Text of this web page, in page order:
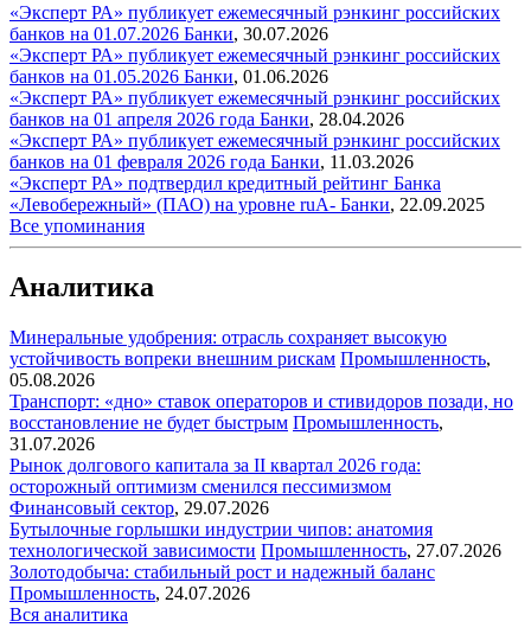
«Эксперт РА» публикует ежемесячный рэнкинг российских
банков на 01.07.2026 Банки, 30.07.2026
«Эксперт РА» публикует ежемесячный рэнкинг российских
банков на 01.05.2026 Банки, 01.06.2026
«Эксперт РА» публикует ежемесячный рэнкинг российских
банков на 01 апреля 2026 года Банки, 28.04.2026
«Эксперт РА» публикует ежемесячный рэнкинг российских
банков на 01 февраля 2026 года Банки, 11.03.2026
«Эксперт РА» подтвердил кредитный рейтинг Банка
«Левобережный» (ПАО) на уровне ruA- Банки, 22.09.2025
Все упоминания
Аналитика
Минеральные удобрения: отрасль сохраняет высокую
устойчивость вопреки внешним рискам Промышленность,
05.08.2026
Транспорт: «дно» ставок операторов и стивидоров позади, но
восстановление не будет быстрым Промышленность,
31.07.2026
Рынок долгового капитала за II квартал 2026 года:
осторожный оптимизм сменился пессимизмом
Финансовый сектор, 29.07.2026
Бутылочные горлышки индустрии чипов: анатомия
технологической зависимости Промышленность, 27.07.2026
Золотодобыча: стабильный рост и надежный баланс
Промышленность, 24.07.2026
Вся аналитика